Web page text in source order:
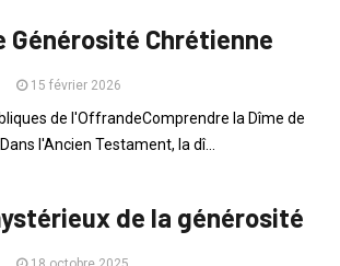
Générosité Chrétienne
15 février 2026
de l'OffrandeComprendre la Dîme de
l'Ancien Testament, la dî...
de la générosité